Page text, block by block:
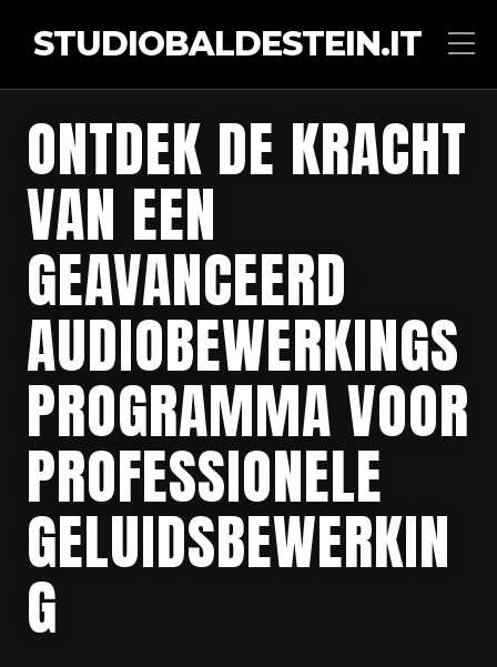
STUDIOBALDESTEIN.IT
ONTDEK DE KRACHT
VAN EEN
GEAVANCEERD
AUDIOBEWERKINGS
PROGRAMMA VOOR
PROFESSIONELE
GELUIDSBEWERKIN
G